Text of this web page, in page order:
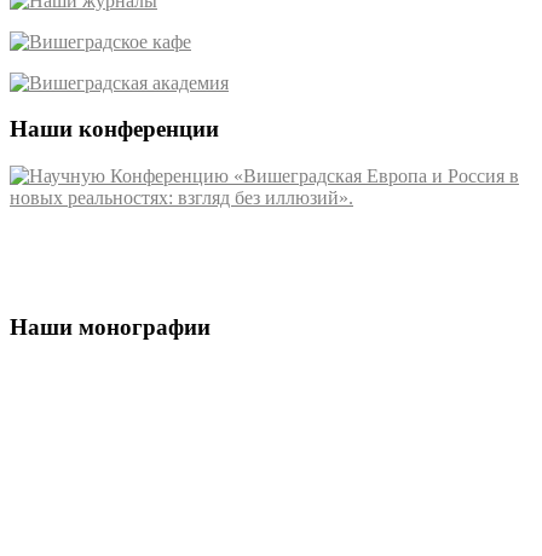
Наши конференции
Наши монографии